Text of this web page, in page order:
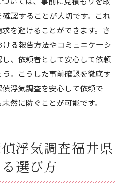
認することが大切です。これ
を避けることができます。さ
る報告方法やコミュニケーシ
、依頼者として安心して依頼
。こうした事前確認を徹底す
浮気調査を安心して依頼で
然に防ぐことが可能です。
浮気調査福井県
選び方